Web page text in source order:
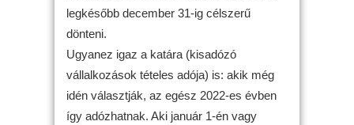
legkésőbb december 31-ig célszerű
dönteni.
Ugyanez igaz a katára (kisadózó
vállalkozások tételes adója) is: akik még
idén választják, az egész 2022-es évben
így adózhatnak. Aki január 1-én vagy